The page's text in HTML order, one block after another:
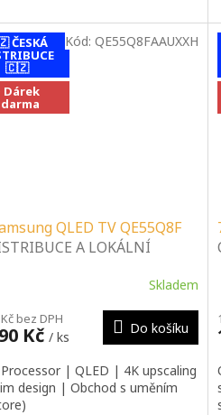
ČESKÁ
🇨🇿
Dárek
QLED TV QE55Q8F
A LOKÁLNÍ
| PORADENSTVÍ |
& MONTÁŽNÍ
Skladem
bez DPH
Kč / ks
Do košíku
| QLED | 4K upscaling
design | Obchod s uměním
Kód: QE55Q8FAAUXXH